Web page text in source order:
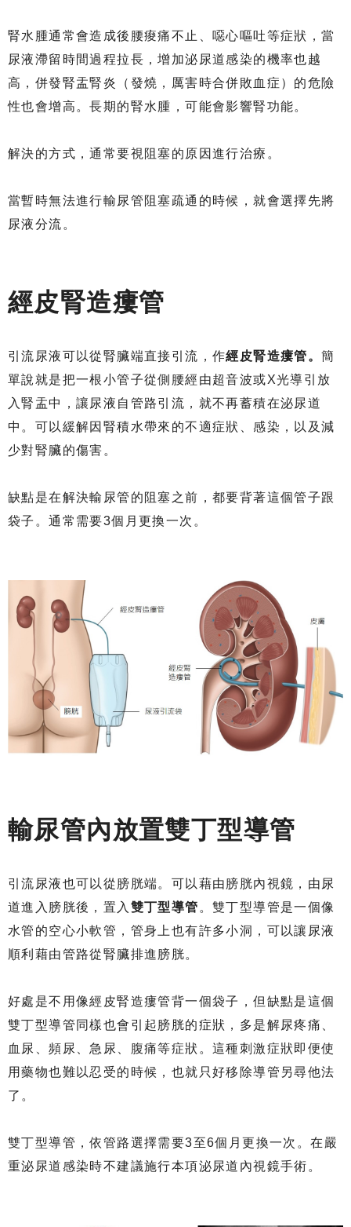
腎水腫通常會造成後腰痠痛不止、噁心嘔吐等症狀，當
尿液滯留時間過程拉長，增加泌尿道感染的機率也越
高，併發腎盂腎炎（發燒，厲害時合併敗血症）的危險
性也會增高。長期的腎水腫，可能會影響腎功能。
解決的方式，通常要視阻塞的原因進行治療。
當暫時無法進行輸尿管阻塞疏通的時候，就會選擇先將
尿液分流。
經皮腎造瘻管
引流尿液可以從腎臟端直接引流，作經皮腎造瘻管。簡
單說就是把一根小管子從側腰經由超音波或X光導引放
入腎盂中，讓尿液自管路引流，就不再蓄積在泌尿道
中。可以緩解因腎積水帶來的不適症狀、感染，以及減
少對腎臟的傷害。
缺點是在解決輸尿管的阻塞之前，都要背著這個管子跟
袋子。通常需要3個月更換一次。
輸尿管內放置雙丁型導管
引流尿液也可以從膀胱端。可以藉由膀胱內視鏡，由尿
道進入膀胱後，置入 雙丁型導管 。雙丁型導管是一個像
水管的空心小軟管，管身上也有許多小洞，可以讓尿液
順利藉由管路從腎臟排進膀胱。
好處是不用像經皮腎造瘻管背一個袋子，但缺點是這個
雙丁型導管同樣也會引起膀胱的症狀，多是解尿疼痛、
血尿、頻尿
急尿、腹痛等症狀。這種刺激症狀即便使
用藥物也難以忍受的時候，也就只好移除導管另尋他法
了。
雙丁型導管，依管路選擇需要3至6個月更換一次。在嚴
重泌尿道感染時不建議施行本項泌尿道內視鏡手術。